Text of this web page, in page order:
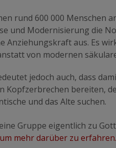
rund 600 000 Menschen
und Modernisierung die
Anziehungskraft aus. Es
von modernen
jedoch auch, dass
Kopfzerbrechen bereiten,
und das Alte suchen.
Gruppe eigentlich zu
mehr darüber zu erfahren.